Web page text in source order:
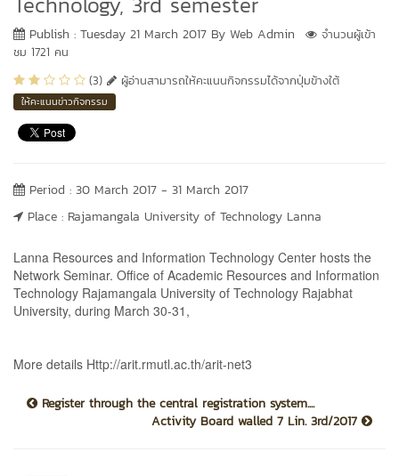
Publish : Tuesday 21 March 2017 By Web Admin
จำนวนผู้เข้า
ชม 1721 คน
(3)
ผู้อ่านสามารถให้คะแนนกิจกรรมได้จากปุ่มข้างใต้
ให้คะแนนข่าวกิจกรรม
Period : 30 March 2017 - 31 March 2017
Place : Rajamangala University of Technology Lanna
Lanna Resources and Information Technology Center hosts the
Network Seminar. Office of Academic Resources and Information
Technology Rajamangala University of Technology Rajabhat
University, during March 30-31,
More details Http://arit.rmutl.ac.th/arit-net3
Register through the central registration system....
Activity Board walled 7 Lin. 3rd/2017